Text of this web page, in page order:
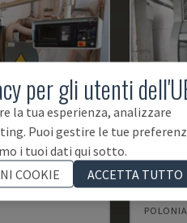
EASY
CEFLA -
POLONIA
per gli utenti
la tua esperienza, analizzare
Puoi gestire le tue
i tuoi dati qui sotto.
COOKIE
ACCETTA TUTTO